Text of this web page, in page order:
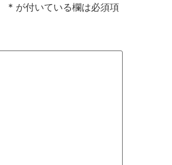
* が付いている欄は必須項